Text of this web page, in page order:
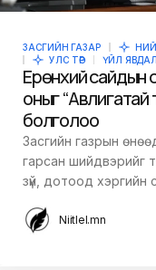
ЗАСГИЙН ГАЗАР
УЛС ТӨР
ҮЙЛ ЯВДАЛ
Ерөнхий сайдын
оныг
болголоо
Засгийн газрын
гарсан шийдвэрийг
зүй, дотоод хэргийн
Niitlel.mn